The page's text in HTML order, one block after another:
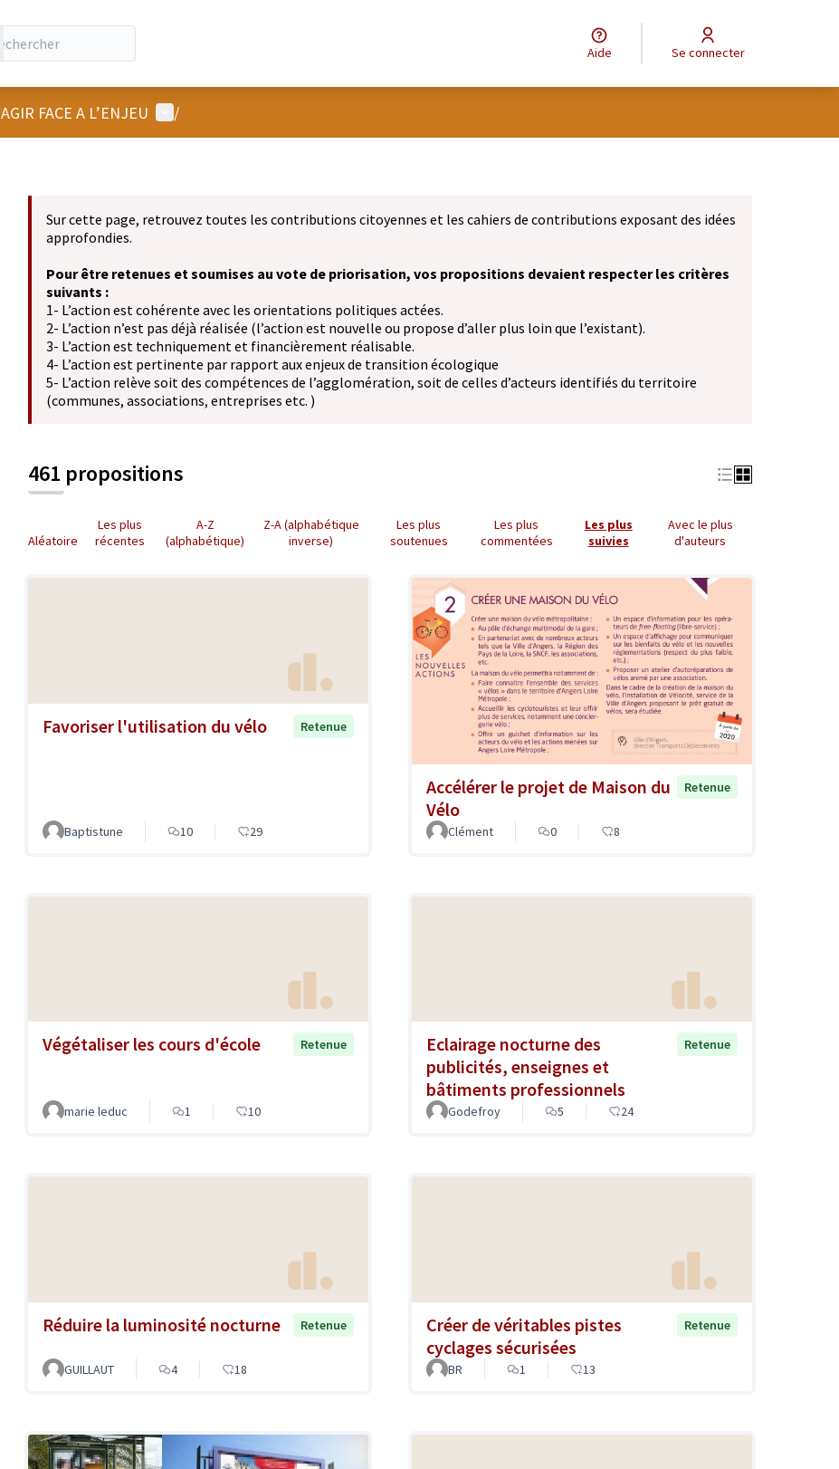
Aide Se connecter
AGIR FACE A L’ENJEU Menu utilisateur
/
Sur cette page, retrouvez toutes les contributions citoyennes et les cahiers de contributions exposant des idées
approfondies.
Pour être retenues et soumises au vote de priorisation, vos propositions devaient respecter les critères
suivants :
1- L’action est cohérente avec les orientations politiques actées.
2- L’action n’est pas déjà réalisée (l’action est nouvelle ou propose d’aller plus loin que l’existant).
3- L’action est techniquement et financièrement réalisable.
4- L’action est pertinente par rapport aux enjeux de transition écologique
5- L’action relève soit des compétences de l’agglomération, soit de celles d’acteurs identifiés du territoire
(communes, associations, entreprises etc. )
461 propositions
Aléatoire
Les plus
récentes
A-Z
(alphabétique)
Z-A (alphabétique
inverse)
Les plus
soutenues
Les plus
commentées
Les plus
suivies
Avec le plus
d'auteurs
Favoriser l'utilisation du vélo Retenue
Baptistune 10 29
Accélérer le projet de Maison du
Vélo
Retenue
Clément 0 8
Végétaliser les cours d'école Retenue
marie leduc 1 10
Eclairage nocturne des
publicités, enseignes et
bâtiments professionnels
Retenue
Godefroy 5 24
Réduire la luminosité nocturne Retenue
GUILLAUT 4 18
Créer de véritables pistes
cyclages sécurisées
Retenue
BR 1 13